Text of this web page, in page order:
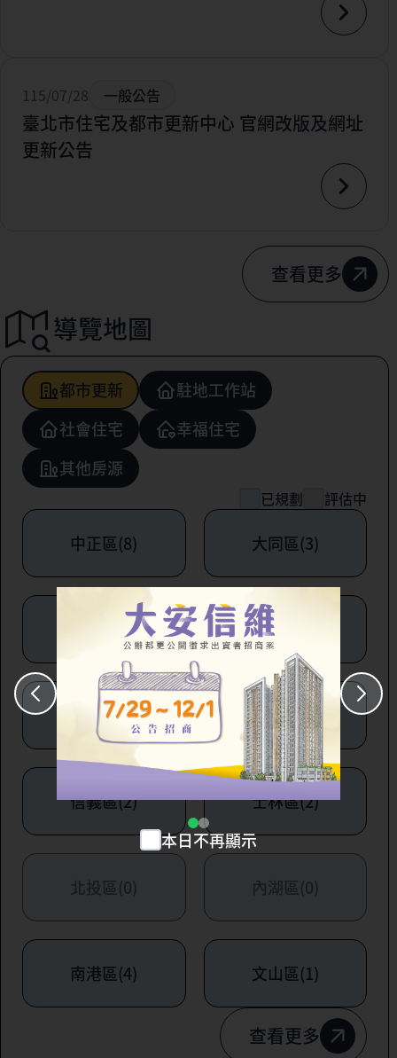
115/07/28 一般公告
臺北市住宅及都市更新中心 官網改版及網址
更新公告
查看更多
導覽地圖
都市更新
駐地工作站
社會住宅
幸福住宅
其他房源
已規劃 評估中
中正區(8) 大同區(3)
中山區(6) 松山區(1)
大安區(7) 萬華區(1)
信義區(2) 士林區(2)
北投區(0) 內湖區(0)
南港區(4) 文山區(1)
查看更多
本日不再顯示